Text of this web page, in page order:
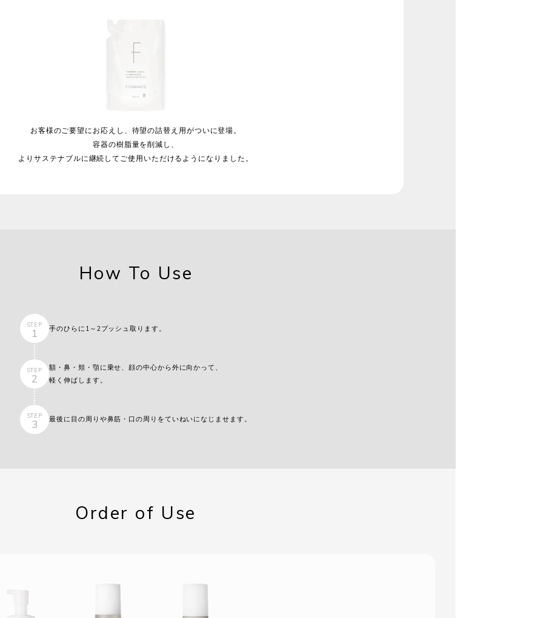
お客様のご要望にお応えし、 待望の詰替え用がついに登場。
容器の樹脂量を削減し、
よりサステナブルに継続して ご使用いただけるようになりました。
How To Use
STEP
1 手のひらに1～2プッシュ取ります。
STEP
2
額・鼻・頬・顎に乗せ、顔の中心から外に向かって、
軽く伸ばします。
STEP
3 最後に目の周りや鼻筋・口の周りをていねいになじませます。
Order of Use